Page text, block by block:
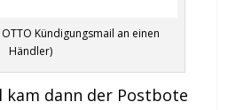
Kündigungsmail an einen
Händler)
kam dann der Postbote